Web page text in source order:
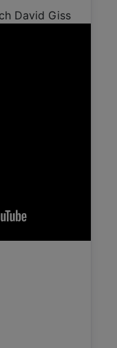
David Giss